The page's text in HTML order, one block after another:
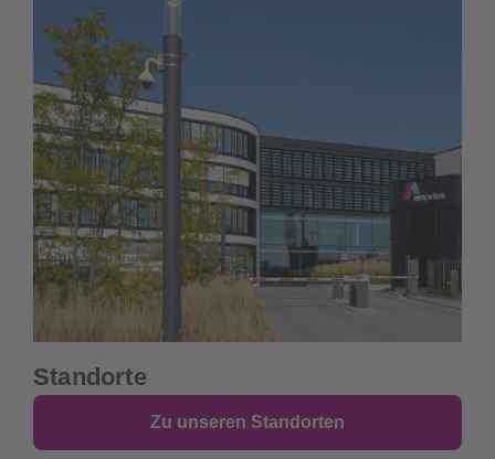
Standorte
Zu unseren Standorten